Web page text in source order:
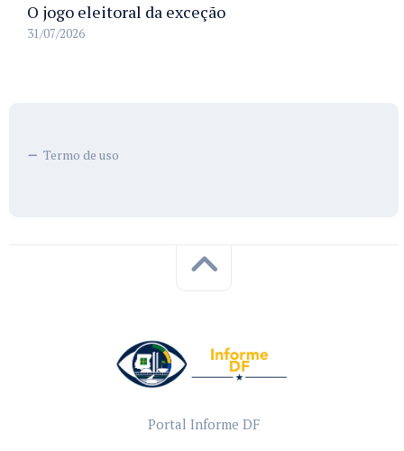
O jogo eleitoral da exceção
31/07/2026
Termo de uso
Portal Informe DF